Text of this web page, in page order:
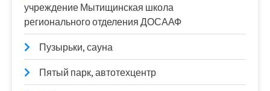
учреждение Мытищинская школа
регионального отделения ДОСААФ
Пузырьки, сауна
Пятый парк, автотехцентр